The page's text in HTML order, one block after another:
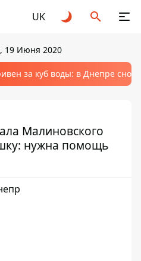
UK
19 Июня 2020
за куб воды: в Днепре
Малиновского
нужна помощь